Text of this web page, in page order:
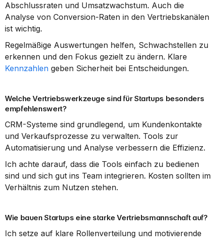
Abschlussraten und Umsatzwachstum. Auch die
Analyse von Conversion-Raten in den Vertriebskanälen
ist wichtig.
Regelmäßige Auswertungen helfen, Schwachstellen zu
Kennzahlen geben Sicherheit bei Entscheidungen.
Welche Vertriebswerkzeuge sind für Startups besonders
empfehlenswert?
CRM-Systeme sind grundlegend, um Kundenkontakte
und Verkaufsprozesse zu verwalten. Tools zur
Automatisierung und Analyse verbessern die Effizienz.
Ich achte darauf, dass die Tools einfach zu bedienen
sind und sich gut ins Team integrieren. Kosten sollten im
Verhältnis zum Nutzen stehen.
Wie bauen Startups eine starke Vertriebsmannschaft auf?
Ich setze auf klare Rollenverteilung und motivierende